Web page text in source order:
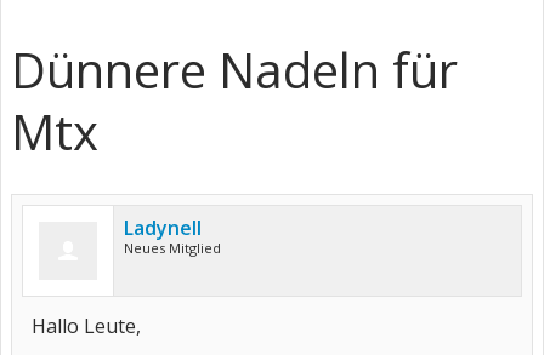
Dünnere Nadeln für
Mtx
Ladynell
Neues Mitglied
Hallo Leute,